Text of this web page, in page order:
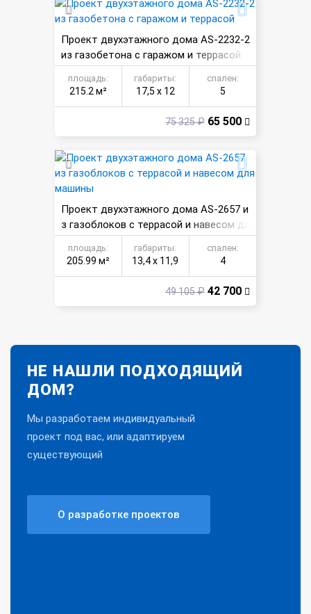
Проект двухэтажного дома AS-2232-2
из газобетона с гаражом и террасой
площадь:
215.2 м²
габариты:
17,5 х 12
спален:
5
75 325 ₽ 65 500
Проект двухэтажного дома AS-2657 и
з газоблоков с террасой и навесом дл
я машины
площадь:
205.99 м²
габариты:
13,4 х 11,9
спален:
4
49 105 ₽ 42 700
НЕ НАШЛИ ПОДХОДЯЩИЙ
ДОМ?
Мы разработаем индивидуальный
проект под вас, или адаптируем
существующий
О разработке проектов